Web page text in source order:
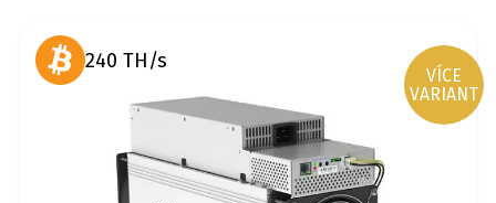
VÍCE
VARIANT
240 TH/s